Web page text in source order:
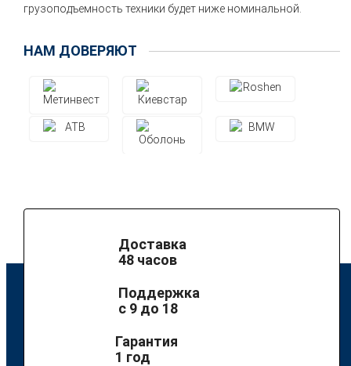
грузоподъемность техники будет ниже номинальной.
НАМ ДОВЕРЯЮТ
Доставка
48 часов
Поддержка
с 9 до 18
Гарантия
1 год